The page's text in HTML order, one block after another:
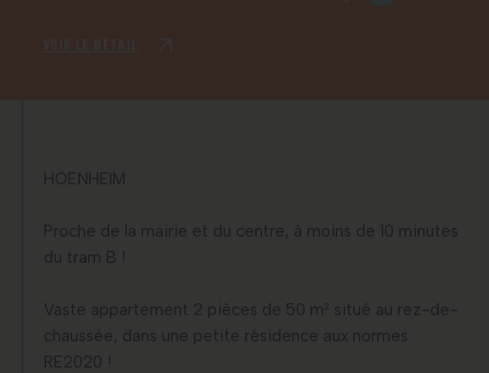
HOENHEIM
Proche de la mairie et du centre, à moins de 10 minutes
du tram B !
Vaste appartement 2 pièces de 50 m² situé au rez-de-
chaussée, dans une petite résidence aux normes
RE2020 !